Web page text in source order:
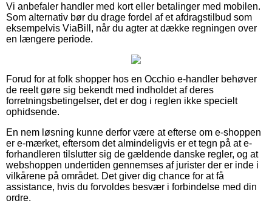
Vi anbefaler handler med kort eller betalinger med mobilen.
Som alternativ bør du drage fordel af et afdragstilbud som
eksempelvis ViaBill, når du agter at dække regningen over
en længere periode.
Forud for at folk shopper hos en Occhio e-handler behøver
de reelt gøre sig bekendt med indholdet af deres
forretningsbetingelser, det er dog i reglen ikke specielt
ophidsende.
En nem løsning kunne derfor være at efterse om e-shoppen
er e-mærket, eftersom det almindeligvis er et tegn på at e-
forhandleren tilslutter sig de gældende danske regler, og at
webshoppen undertiden gennemses af jurister der er inde i
vilkårene på området. Det giver dig chance for at få
assistance, hvis du forvoldes besvær i forbindelse med din
ordre.